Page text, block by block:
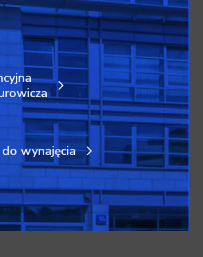
wynajęcia